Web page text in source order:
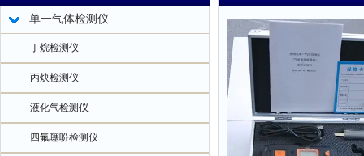
单一气体检测仪
丁烷检测仪
丙炔检测仪
液化气检测仪
四氟噻吩检测仪